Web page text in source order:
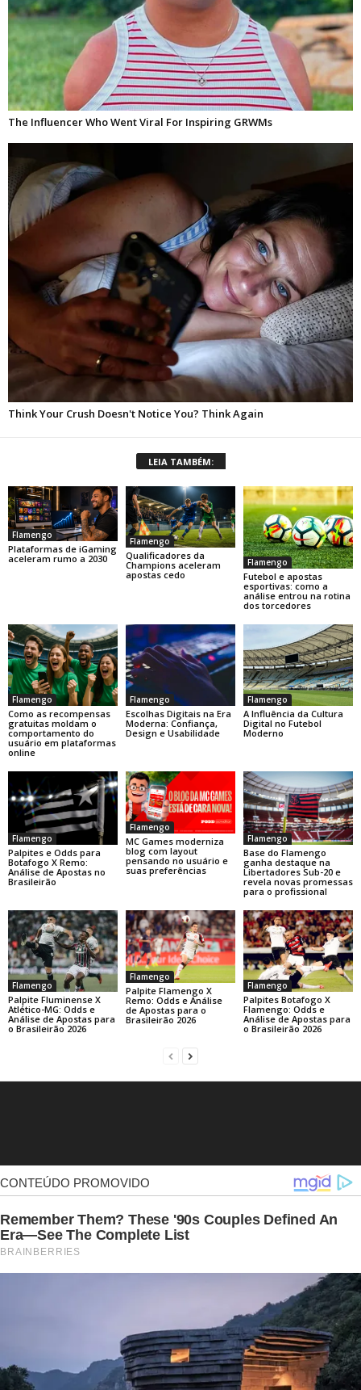
LEIA TAMBÉM:
Flamengo
Plataformas de iGaming
aceleram rumo a 2030
Flamengo
Qualificadores da
Champions aceleram
apostas cedo
Flamengo
Futebol e apostas
esportivas: como a
análise entrou na rotina
dos torcedores
Flamengo
Como as recompensas
gratuitas moldam o
comportamento do
usuário em plataformas
online
Flamengo
Escolhas Digitais na Era
Moderna: Confiança,
Design e Usabilidade
Flamengo
A Influência da Cultura
Digital no Futebol
Moderno
Flamengo
Palpites e Odds para
Botafogo X Remo:
Análise de Apostas no
Brasileirão
Flamengo
MC Games moderniza
blog com layout
pensando no usuário e
suas preferências
Flamengo
Base do Flamengo
ganha destaque na
Libertadores Sub-20 e
revela novas promessas
para o profissional
Flamengo
Palpite Fluminense X
Atlético-MG: Odds e
Análise de Apostas para
o Brasileirão 2026
Flamengo
Palpite Flamengo X
Remo: Odds e Análise
de Apostas para o
Brasileirão 2026
Flamengo
Palpites Botafogo X
Flamengo: Odds e
Análise de Apostas para
o Brasileirão 2026